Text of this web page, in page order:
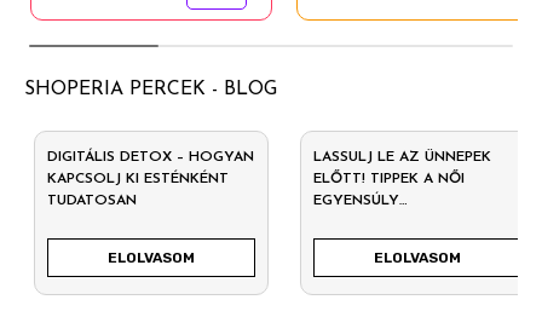
SHOPERIA PERCEK - BLOG
DIGITÁLIS DETOX – HOGYAN
KAPCSOLJ KI ESTÉNKÉNT
TUDATOSAN
ELOLVASOM
LASSULJ LE AZ ÜNNEPEK
ELŐTT! TIPPEK A NŐI
EGYENSÚLY
DECEMBERBEN
ELOLVASOM